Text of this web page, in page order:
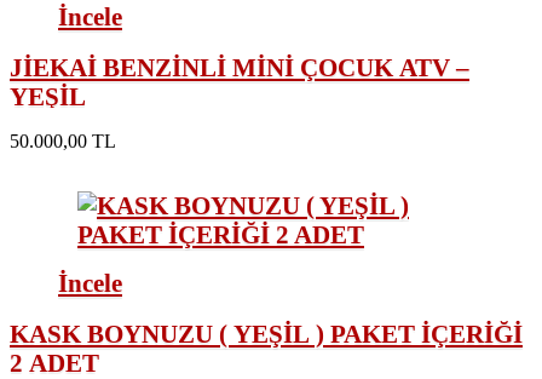
İncele
JİEKAİ BENZİNLİ MİNİ ÇOCUK ATV –
YEŞİL
50.000,00 TL
İncele
KASK BOYNUZU ( YEŞİL ) PAKET İÇERİĞİ
2 ADET